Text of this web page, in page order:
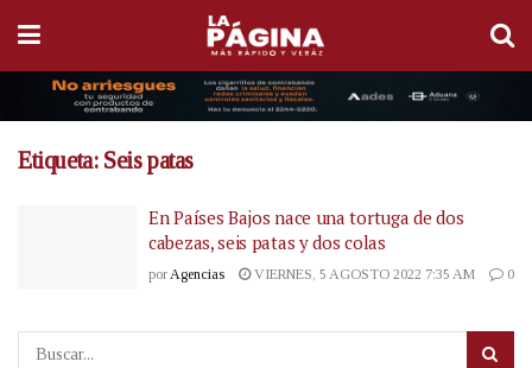
Etiqueta: Seis patas
En Países Bajos nace una tortuga de dos
cabezas, seis patas y dos colas
por Agencias VIERNES, 5 AGOSTO 2022 7:35 AM 0